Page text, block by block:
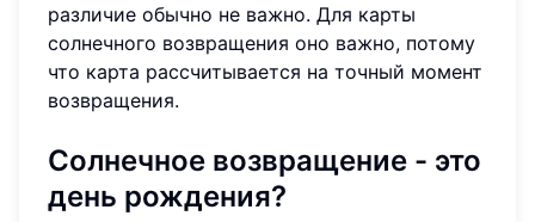
различие обычно не важно. Для карты
солнечного возвращения оно важно, потому
что карта рассчитывается на точный момент
возвращения.
Солнечное возвращение - это
день рождения?